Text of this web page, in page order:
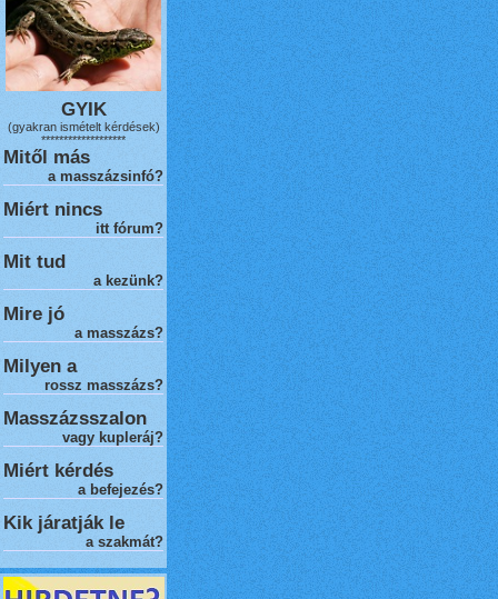
GYIK
(gyakran ismételt kérdések)
*******************
Mitől más
a masszázsinfó?
Miért nincs
itt fórum?
Mit tud
a kezünk?
Mire jó
a masszázs?
Milyen a
rossz masszázs?
Masszázsszalon
vagy kupleráj?
Miért kérdés
a befejezés?
Kik járatják le
a szakmát?